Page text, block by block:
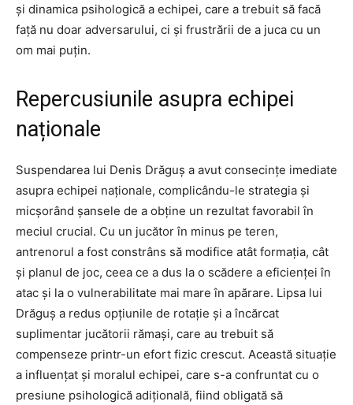
și dinamica psihologică a echipei, care a trebuit să facă
față nu doar adversarului, ci și frustrării de a juca cu un
om mai puțin.
Repercusiunile asupra echipei
naționale
Suspendarea lui Denis Drăguș a avut consecințe imediate
asupra echipei naționale, complicându-le strategia și
micșorând șansele de a obține un rezultat favorabil în
meciul crucial. Cu un jucător în minus pe teren,
antrenorul a fost constrâns să modifice atât formația, cât
și planul de joc, ceea ce a dus la o scădere a eficienței în
atac și la o vulnerabilitate mai mare în apărare. Lipsa lui
Drăguș a redus opțiunile de rotație și a încărcat
suplimentar jucătorii rămași, care au trebuit să
compenseze printr-un efort fizic crescut. Această situație
a influențat și moralul echipei, care s-a confruntat cu o
presiune psihologică adițională, fiind obligată să